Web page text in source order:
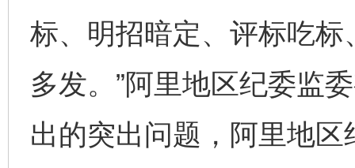
标、明招暗定、评标吃
多发。”阿里地区纪委监
出的突出问题，阿里地